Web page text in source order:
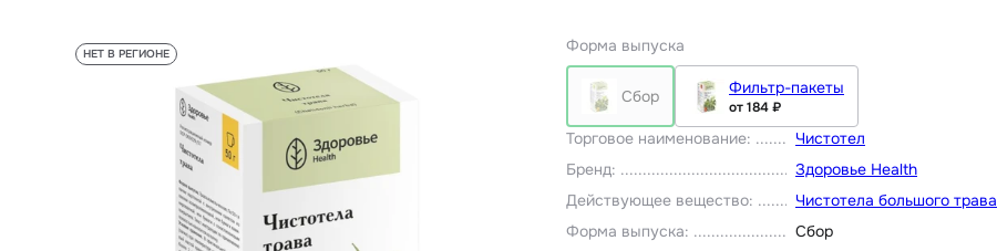
НЕТ В РЕГИОНЕ Форма выпуска
Сбор Фильтр-пакеты
от 184 ₽
Торговое наименование:
Чистотел
Бренд:
Здоровье Health
Действующее вещество:
Чистотела большого трава
Форма выпуска:
Сбор